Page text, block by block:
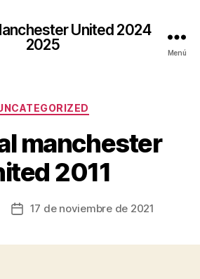
United 2024
2025
Menú
Categorías
manchester
2011
Fecha17 de noviembre de 2021